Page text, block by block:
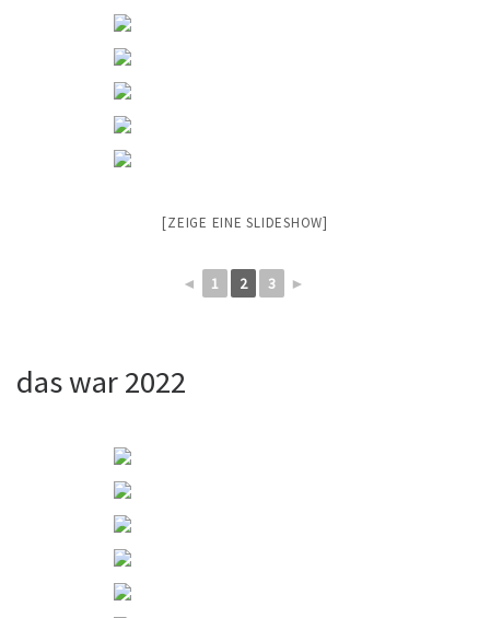
[ZEIGE EINE SLIDESHOW]
◄ 1 2 3 ►
das war 2022